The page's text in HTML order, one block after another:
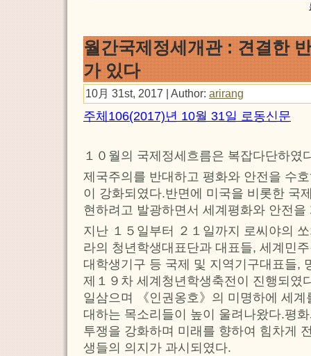
월간국제정세개관 : 견결한
가 있다
10月 31st, 2017 | Author: arirang
주체106(2017)년 10월 31일 로동신문
１０월의 국제정세흐름은 복잡다단하였
제국주의를 반대하고 평화와 안전을 수
이 강화되였다.반면에 미국을 비롯한 국
현하려고 발광하면서 세계평화와 안전을
지난 １５일부터 ２１일까지 로씨야의
라의 청년학생대표단과 대표들, 세계민
대학생기구 등 국제 및 지역기구대표들,
제１９차 세계청년학생축전이 진행되였
일삼으며 《인권옹호》의 미명하에 세
대하는 목소리들이 높이 울려나왔다.평
투쟁을 강화하며 미래를 향하여 힘차게
생들의 의지가 과시되였다.